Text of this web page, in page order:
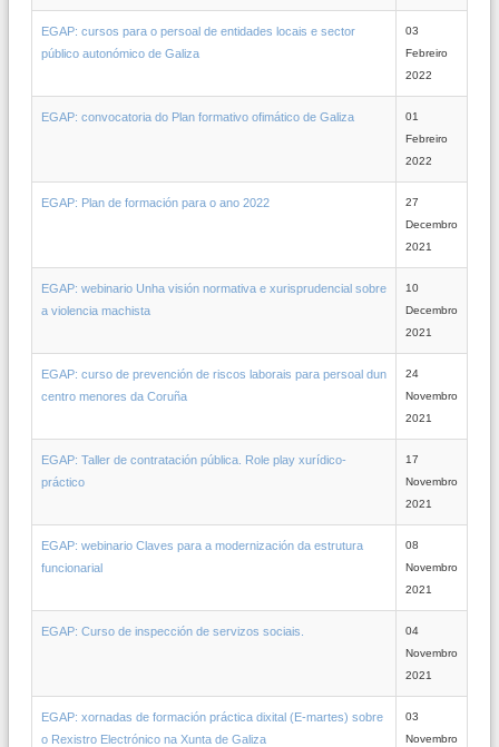
EGAP: cursos para o persoal de entidades locais e sector
público autonómico de Galiza
03
Febreiro
2022
EGAP: convocatoria do Plan formativo ofimático de Galiza
01
Febreiro
2022
EGAP: Plan de formación para o ano 2022
27
Decembro
2021
EGAP: webinario Unha visión normativa e xurisprudencial sobre
a violencia machista
10
Decembro
2021
EGAP: curso de prevención de riscos laborais para persoal dun
centro menores da Coruña
24
Novembro
2021
EGAP: Taller de contratación pública. Role play xurídico-
práctico
17
Novembro
2021
EGAP: webinario Claves para a modernización da estrutura
funcionarial
08
Novembro
2021
EGAP: Curso de inspección de servizos sociais.
04
Novembro
2021
EGAP: xornadas de formación práctica dixital (E-martes) sobre
o Rexistro Electrónico na Xunta de Galiza
03
Novembro